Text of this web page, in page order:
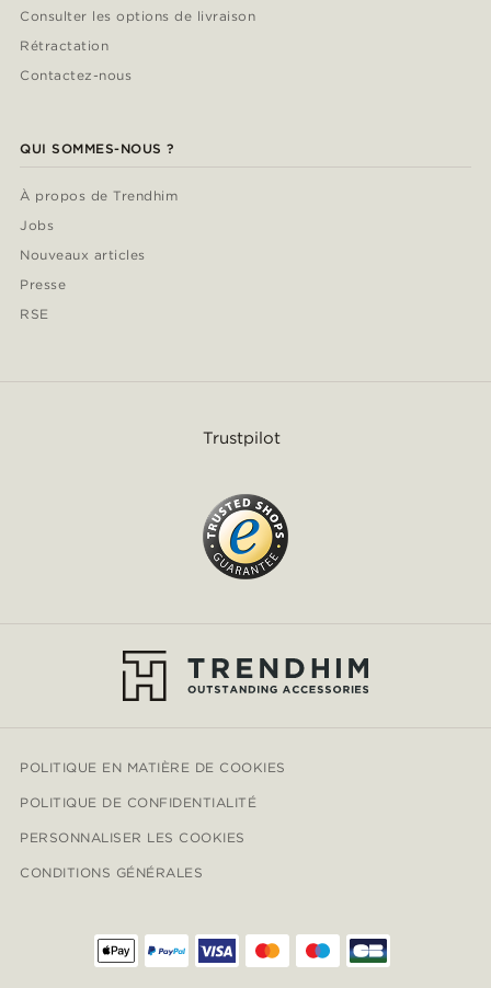
Consulter les options de livraison
Rétractation
Contactez-nous
QUI SOMMES-NOUS ?
À propos de Trendhim
Jobs
Nouveaux articles
Presse
RSE
Trustpilot
POLITIQUE EN MATIÈRE DE COOKIES
POLITIQUE DE CONFIDENTIALITÉ
PERSONNALISER LES COOKIES
CONDITIONS GÉNÉRALES